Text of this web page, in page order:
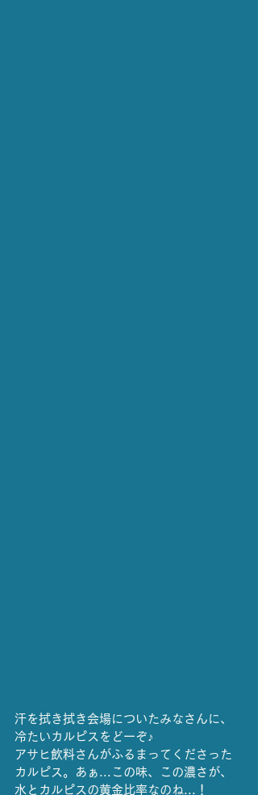
汗を拭き拭き会場についたみなさんに、
冷たいカルピスをどーぞ♪
アサヒ飲料さんがふるまってくださった
カルピス。あぁ...この味、この濃さが、
水とカルピスの黄金比率なのね...！